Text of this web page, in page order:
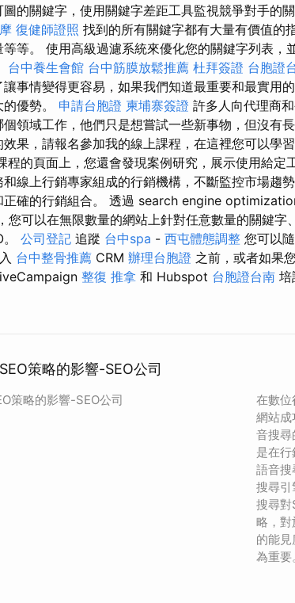
的關鍵字，使用關鍵字差距工具監視競爭對手的
復健師證照 找到的所有關鍵字都有大量有價值的
等。 使用高級過濾系統來優化您的關鍵字列表，
台中養生會館 台中筋膜放鬆推薦 杜拜簽證 台胞證
讓事情變得更容易，如果我們知道最重要和最實用
優勢。 申請台胞證 柬埔寨簽證 許多人向代理商
領域工作，他們只是想嘗試一些新事物，但沒有
效果，請報名參加我的線上課程，在這裡您可以學
程的頁面上，您還會發現案例研究，展示使用給
線上行銷專家組成的行銷機構，不斷監控市場趨
正確的行銷組合。 透過 search engine
您可以在無限數量的網站上針對任意數量的關鍵字
公司登記 追蹤 台中spa - 西屯體態調整 您可以
台中整骨推薦 CRM 辦理台胞證 之前，或者如果
整復 推拿 和 Hubspot 台胞證台南 培
策略的影響-SEO公司
策略的影響-SEO公司
在數位
網站
音搜尋
是在行
語音搜
搜尋
搜尋對
略，對
的能
為重要